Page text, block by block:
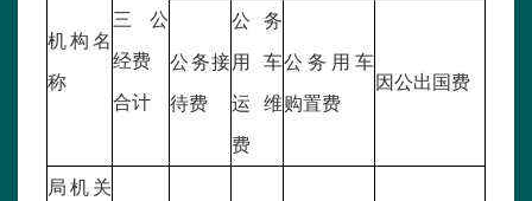
机构名
称
三公
经费
合计
公务接
待费
公务
用车
运维
费
公务用车
购置费
因公出国费
局机关